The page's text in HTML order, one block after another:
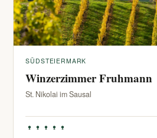
SÜDSTEIERMARK
Winzerzimmer Fruhmann
St. Nikolai im Sausal